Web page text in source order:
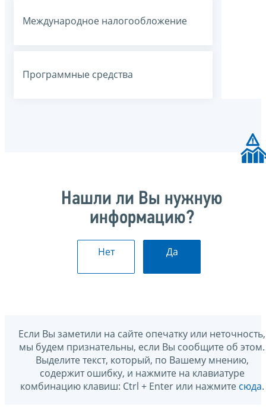
Международное налогообложение
Программные средства
Нашли ли Вы нужную
информацию?
Нет Да
Если Вы заметили на сайте опечатку или неточность,
мы будем признательны, если Вы сообщите об этом.
Выделите текст, который, по Вашему мнению,
содержит ошибку, и нажмите на клавиатуре
комбинацию клавиш: Ctrl + Enter или нажмите сюда.